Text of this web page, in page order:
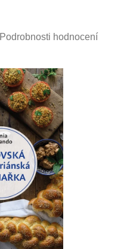
Podrobnosti hodnocení